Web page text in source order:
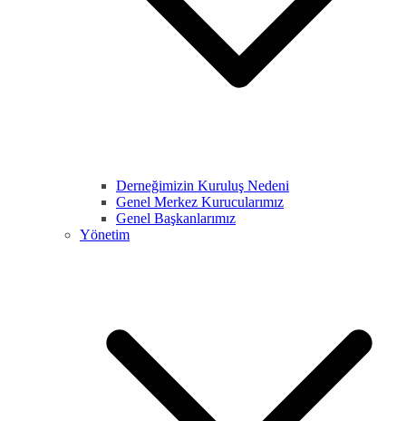
Derneğimizin Kuruluş Nedeni
Genel Merkez Kurucularımız
Genel Başkanlarımız
Yönetim